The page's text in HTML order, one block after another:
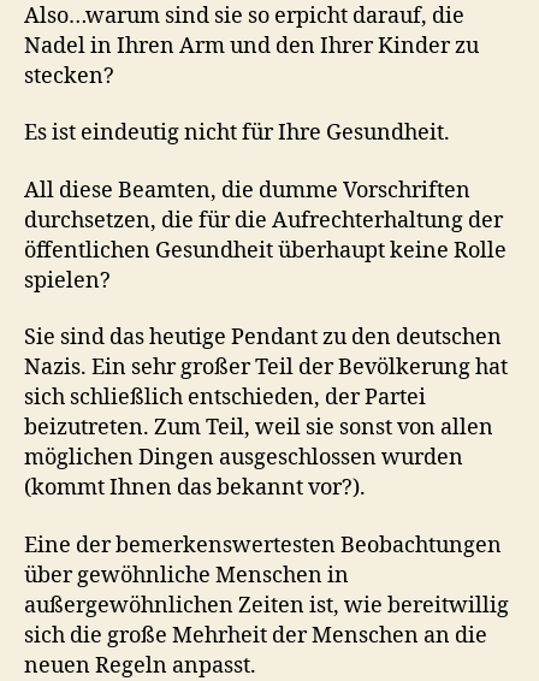
Also…warum sind sie so erpicht darauf, die
Nadel in Ihren Arm und den Ihrer Kinder zu
stecken?
Es ist eindeutig nicht für Ihre Gesundheit.
All diese Beamten, die dumme Vorschriften
durchsetzen, die für die Aufrechterhaltung der
öffentlichen Gesundheit überhaupt keine Rolle
spielen?
Sie sind das heutige Pendant zu den deutschen
Nazis. Ein sehr großer Teil der Bevölkerung hat
sich schließlich entschieden, der Partei
beizutreten. Zum Teil, weil sie sonst von allen
möglichen Dingen ausgeschlossen wurden
(kommt Ihnen das bekannt vor?).
Eine der bemerkenswertesten Beobachtungen
über gewöhnliche Menschen in
außergewöhnlichen Zeiten ist, wie bereitwillig
sich die große Mehrheit der Menschen an die
neuen Regeln anpasst.